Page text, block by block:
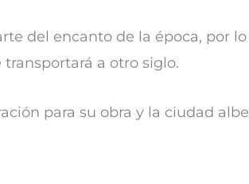
del encanto de la época, por
a otro siglo.
para su obra y la ciudad